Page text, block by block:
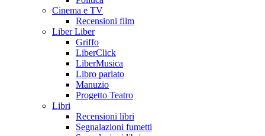
Cinema e TV
Recensioni film
Liber Liber
Griffo
LiberClick
LiberMusica
Libro parlato
Manuzio
Progetto Teatro
Libri
Recensioni libri
Segnalazioni fumetti